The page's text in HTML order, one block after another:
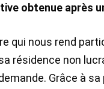
obtenue après
qui nous rend
résidence non
Grâce à